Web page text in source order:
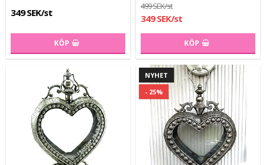
349 SEK/st
KÖP
499 SEK/st
349 SEK/st
KÖP
NYHET
- 25%